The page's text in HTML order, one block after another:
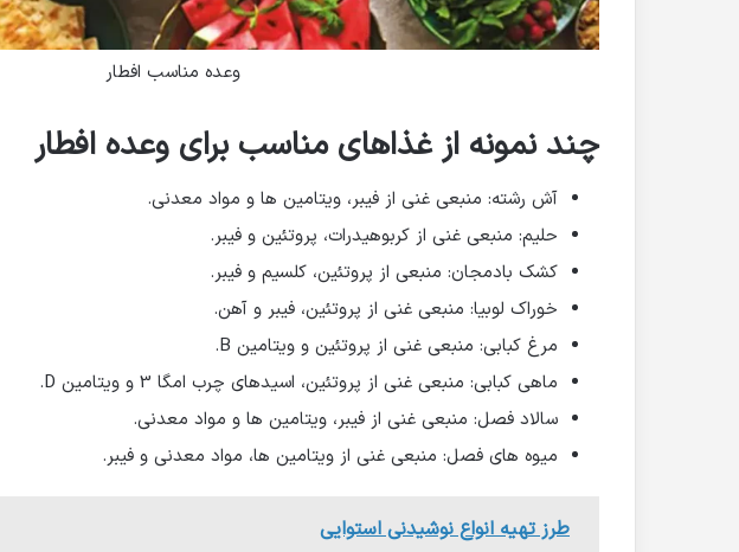
وعده مناسب افطار
چند نمونه از غذاهای مناسب برای وعده افطار
آش رشته: منبعی غنی از فیبر، ویتامین ها و مواد معدنی.
حلیم: منبعی غنی از کربوهیدرات، پروتئین و فیبر.
کشک بادمجان: منبعی از پروتئین، کلسیم و فیبر.
خوراک لوبیا: منبعی غنی از پروتئین، فیبر و آهن.
مرغ کبابی: منبعی غنی از پروتئین و ویتامین B.
ماهی کبابی: منبعی غنی از پروتئین، اسیدهای چرب امگا 3 و ویتامین D.
سالاد فصل: منبعی غنی از فیبر، ویتامین ها و مواد معدنی.
میوه های فصل: منبعی غنی از ویتامین ها، مواد معدنی و فیبر.
طرز تهیه انواع نوشیدنی استوایی